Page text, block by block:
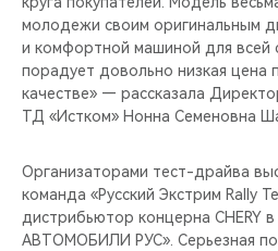
молодежи своим оригинальным
и комфортной машиной для всей
порадует довольно низкая цена
качестве» — рассказала
ТД «Истком» Нонна Семеновна
Организаторами тест-драйва
команда «Русский Экстрим Rally
дистрибьютор концерна CHERY
АВТОМОБИЛИ РУС». Серьезная